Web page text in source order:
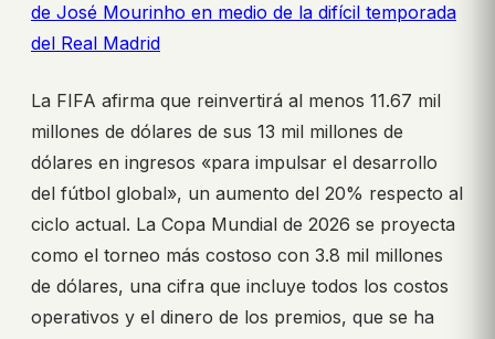
de José Mourinho en medio de la difícil temporada
del Real Madrid
La FIFA afirma que reinvertirá al menos 11.67 mil
millones de dólares de sus 13 mil millones de
dólares en ingresos «para impulsar el desarrollo
del fútbol global», un aumento del 20% respecto al
ciclo actual. La Copa Mundial de 2026 se proyecta
como el torneo más costoso con 3.8 mil millones
de dólares, una cifra que incluye todos los costos
operativos y el dinero de los premios, que se ha